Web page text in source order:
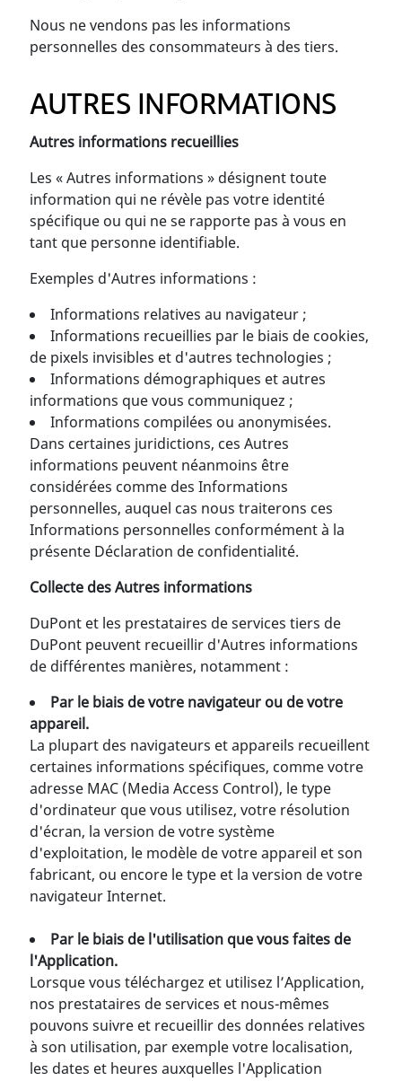
Nous ne vendons pas les informations
personnelles des consommateurs à des tiers.
AUTRES INFORMATIONS
Autres informations recueillies
Les « Autres informations » désignent toute
information qui ne révèle pas votre identité
spécifique ou qui ne se rapporte pas à vous en
tant que personne identifiable.
Exemples d'Autres informations :
Informations relatives au navigateur ;
Informations recueillies par le biais de cookies,
de pixels invisibles et d'autres technologies ;
Informations démographiques et autres
informations que vous communiquez ;
Informations compilées ou anonymisées.
Dans certaines juridictions, ces Autres
informations peuvent néanmoins être
considérées comme des Informations
personnelles, auquel cas nous traiterons ces
Informations personnelles conformément à la
présente Déclaration de confidentialité.
Collecte des Autres informations
DuPont et les prestataires de services tiers de
DuPont peuvent recueillir d'Autres informations
de différentes manières, notamment :
Par le biais de votre navigateur ou de votre
appareil.
La plupart des navigateurs et appareils recueillent
certaines informations spécifiques, comme votre
adresse MAC (Media Access Control), le type
d'ordinateur que vous utilisez, votre résolution
d'écran, la version de votre système
d'exploitation, le modèle de votre appareil et son
fabricant, ou encore le type et la version de votre
navigateur Internet.
Par le biais de l'utilisation que vous faites de
l'Application.
Lorsque vous téléchargez et utilisez l’Application,
nos prestataires de services et nous-mêmes
pouvons suivre et recueillir des données relatives
à son utilisation, par exemple votre localisation,
les dates et heures auxquelles l'Application